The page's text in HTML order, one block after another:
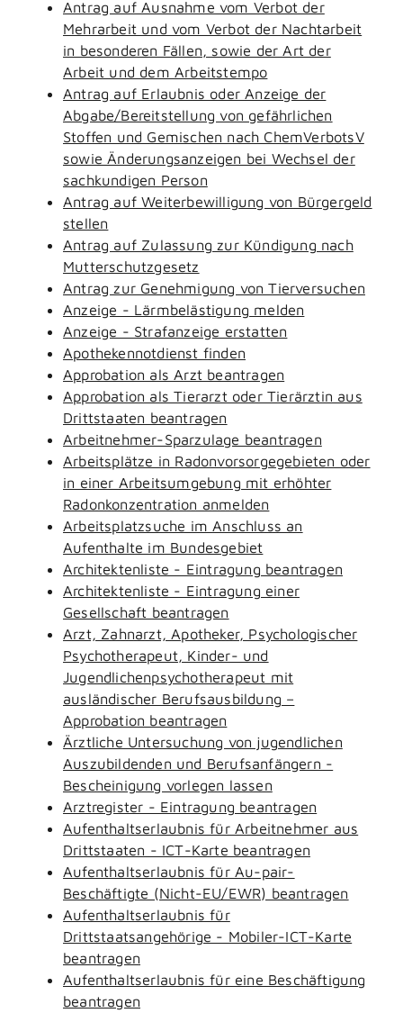
Antrag auf Ausnahme vom Verbot der
Mehrarbeit und vom Verbot der Nachtarbeit
in besonderen Fällen, sowie der Art der
Arbeit und dem Arbeitstempo
Antrag auf Erlaubnis oder Anzeige der
Abgabe/Bereitstellung von gefährlichen
Stoffen und Gemischen nach ChemVerbotsV
sowie Änderungsanzeigen bei Wechsel der
sachkundigen Person
Antrag auf Weiterbewilligung von Bürgergeld
stellen
Antrag auf Zulassung zur Kündigung nach
Mutterschutzgesetz
Antrag zur Genehmigung von Tierversuchen
Anzeige - Lärmbelästigung melden
Anzeige - Strafanzeige erstatten
Apothekennotdienst finden
Approbation als Arzt beantragen
Approbation als Tierarzt oder Tierärztin aus
Drittstaaten beantragen
Arbeitnehmer-Sparzulage beantragen
Arbeitsplätze in Radonvorsorgegebieten oder
in einer Arbeitsumgebung mit erhöhter
Radonkonzentration anmelden
Arbeitsplatzsuche im Anschluss an
Aufenthalte im Bundesgebiet
Architektenliste - Eintragung beantragen
Architektenliste - Eintragung einer
Gesellschaft beantragen
Arzt, Zahnarzt, Apotheker, Psychologischer
Psychotherapeut, Kinder- und
Jugendlichenpsychotherapeut mit
ausländischer Berufsausbildung –
Approbation beantragen
Ärztliche Untersuchung von jugendlichen
Auszubildenden und Berufsanfängern -
Bescheinigung vorlegen lassen
Arztregister - Eintragung beantragen
Aufenthaltserlaubnis für Arbeitnehmer aus
Drittstaaten - ICT-Karte beantragen
Aufenthaltserlaubnis für Au-pair-
Beschäftigte (Nicht-EU/EWR) beantragen
Aufenthaltserlaubnis für
Drittstaatsangehörige - Mobiler-ICT-Karte
beantragen
Aufenthaltserlaubnis für eine Beschäftigung
beantragen